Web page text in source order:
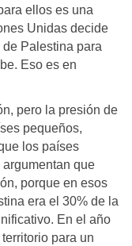
ellos es una
Unidas decide
Palestina para
Eso es en
pero la presión de
pequeños,
los países
que
porque en esos
era el 30% de la
En el año
para un